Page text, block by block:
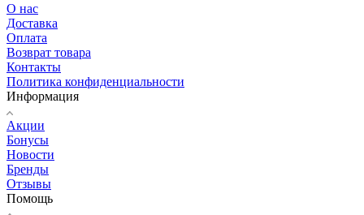
О нас
Доставка
Оплата
Возврат товара
Контакты
Политика конфиденциальности
Информация
Акции
Бонусы
Новости
Бренды
Отзывы
Помощь